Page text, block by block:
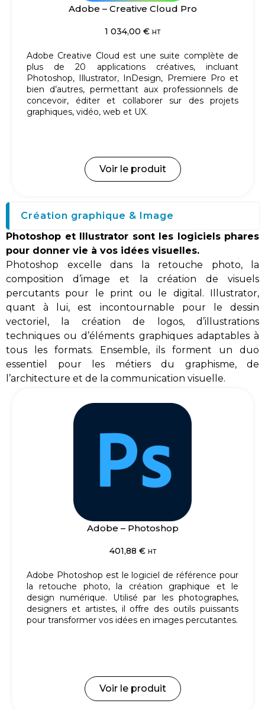
Adobe – Creative Cloud Pro
1 034,00 € HT
Adobe Creative Cloud est une suite complète de
plus de 20 applications créatives, incluant
Photoshop, Illustrator, InDesign, Premiere Pro et
bien d’autres, permettant aux professionnels de
concevoir, éditer et collaborer sur des projets
graphiques, vidéo, web et UX.
Voir le produit
Création graphique & Image
Photoshop et Illustrator sont les logiciels phares
pour donner vie à vos idées visuelles.
Photoshop excelle dans la retouche photo, la
composition d’image et la création de visuels
percutants pour le print ou le digital. Illustrator,
quant à lui, est incontournable pour le dessin
vectoriel, la création de logos, d’illustrations
techniques ou d’éléments graphiques adaptables à
tous les formats. Ensemble, ils forment un duo
essentiel pour les métiers du graphisme, de
l’architecture et de la communication visuelle.
Adobe – Photoshop
401,88 € HT
Adobe Photoshop est le logiciel de référence pour
la retouche photo, la création graphique et le
design numérique.
Utilisé par les photographes,
designers et artistes, il offre des outils puissants
pour transformer vos idées en images percutantes.
Voir le produit